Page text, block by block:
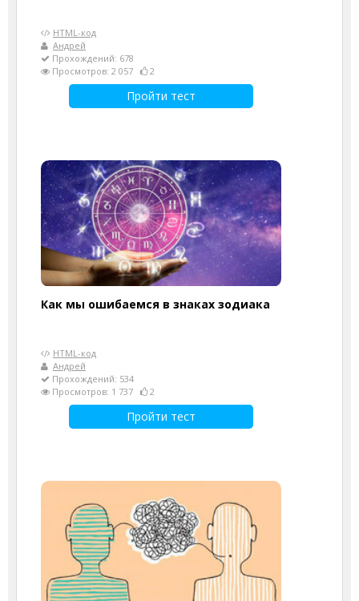
HTML-код
Андрей
Прохождений: 678
Просмотров: 2 057
2
Пройти тест
Как мы ошибаемся в знаках зодиака
HTML-код
Андрей
Прохождений: 534
Просмотров: 1 737
2
Пройти тест